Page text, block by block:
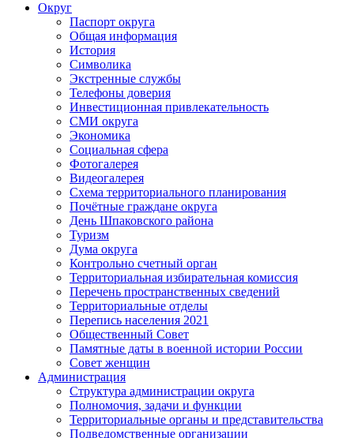
Округ
Паспорт округа
Общая информация
История
Символика
Экстренные службы
Телефоны доверия
Инвестиционная привлекательность
СМИ округа
Экономика
Социальная сфера
Фотогалерея
Видеогалерея
Схема территориального планирования
Почётные граждане округа
День Шпаковского района
Туризм
Дума округа
Контрольно счетный орган
Территориальная избирательная комиссия
Перечень пространственных сведений
Территориальные отделы
Перепись населения 2021
Общественный Совет
Памятные даты в военной истории России
Совет женщин
Администрация
Структура администрации округа
Полномочия, задачи и функции
Территориальные органы и представительства
Подведомственные организации